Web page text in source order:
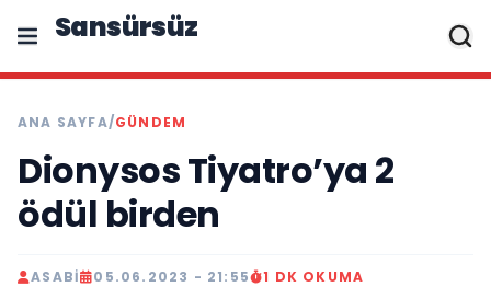
Sansürsüz
ANA SAYFA/GÜNDEM
Dionysos Tiyatro’ya 2
ödül birden
ASABI 05.06.2023 - 21:55 1 DK OKUMA